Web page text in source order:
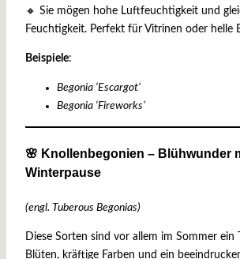
🔸 Sie mögen hohe Luftfeuchtigkeit und
Feuchtigkeit. Perfekt für Vitrinen oder helle
Beispiele:
Begonia ‘Escargot’
Begonia ‘Fireworks’
🌸 Knollenbegonien – Blühwunder
Winterpause
(engl. Tuberous Begonias)
Diese Sorten sind vor allem im Sommer ein
Blüten, kräftige Farben und ein